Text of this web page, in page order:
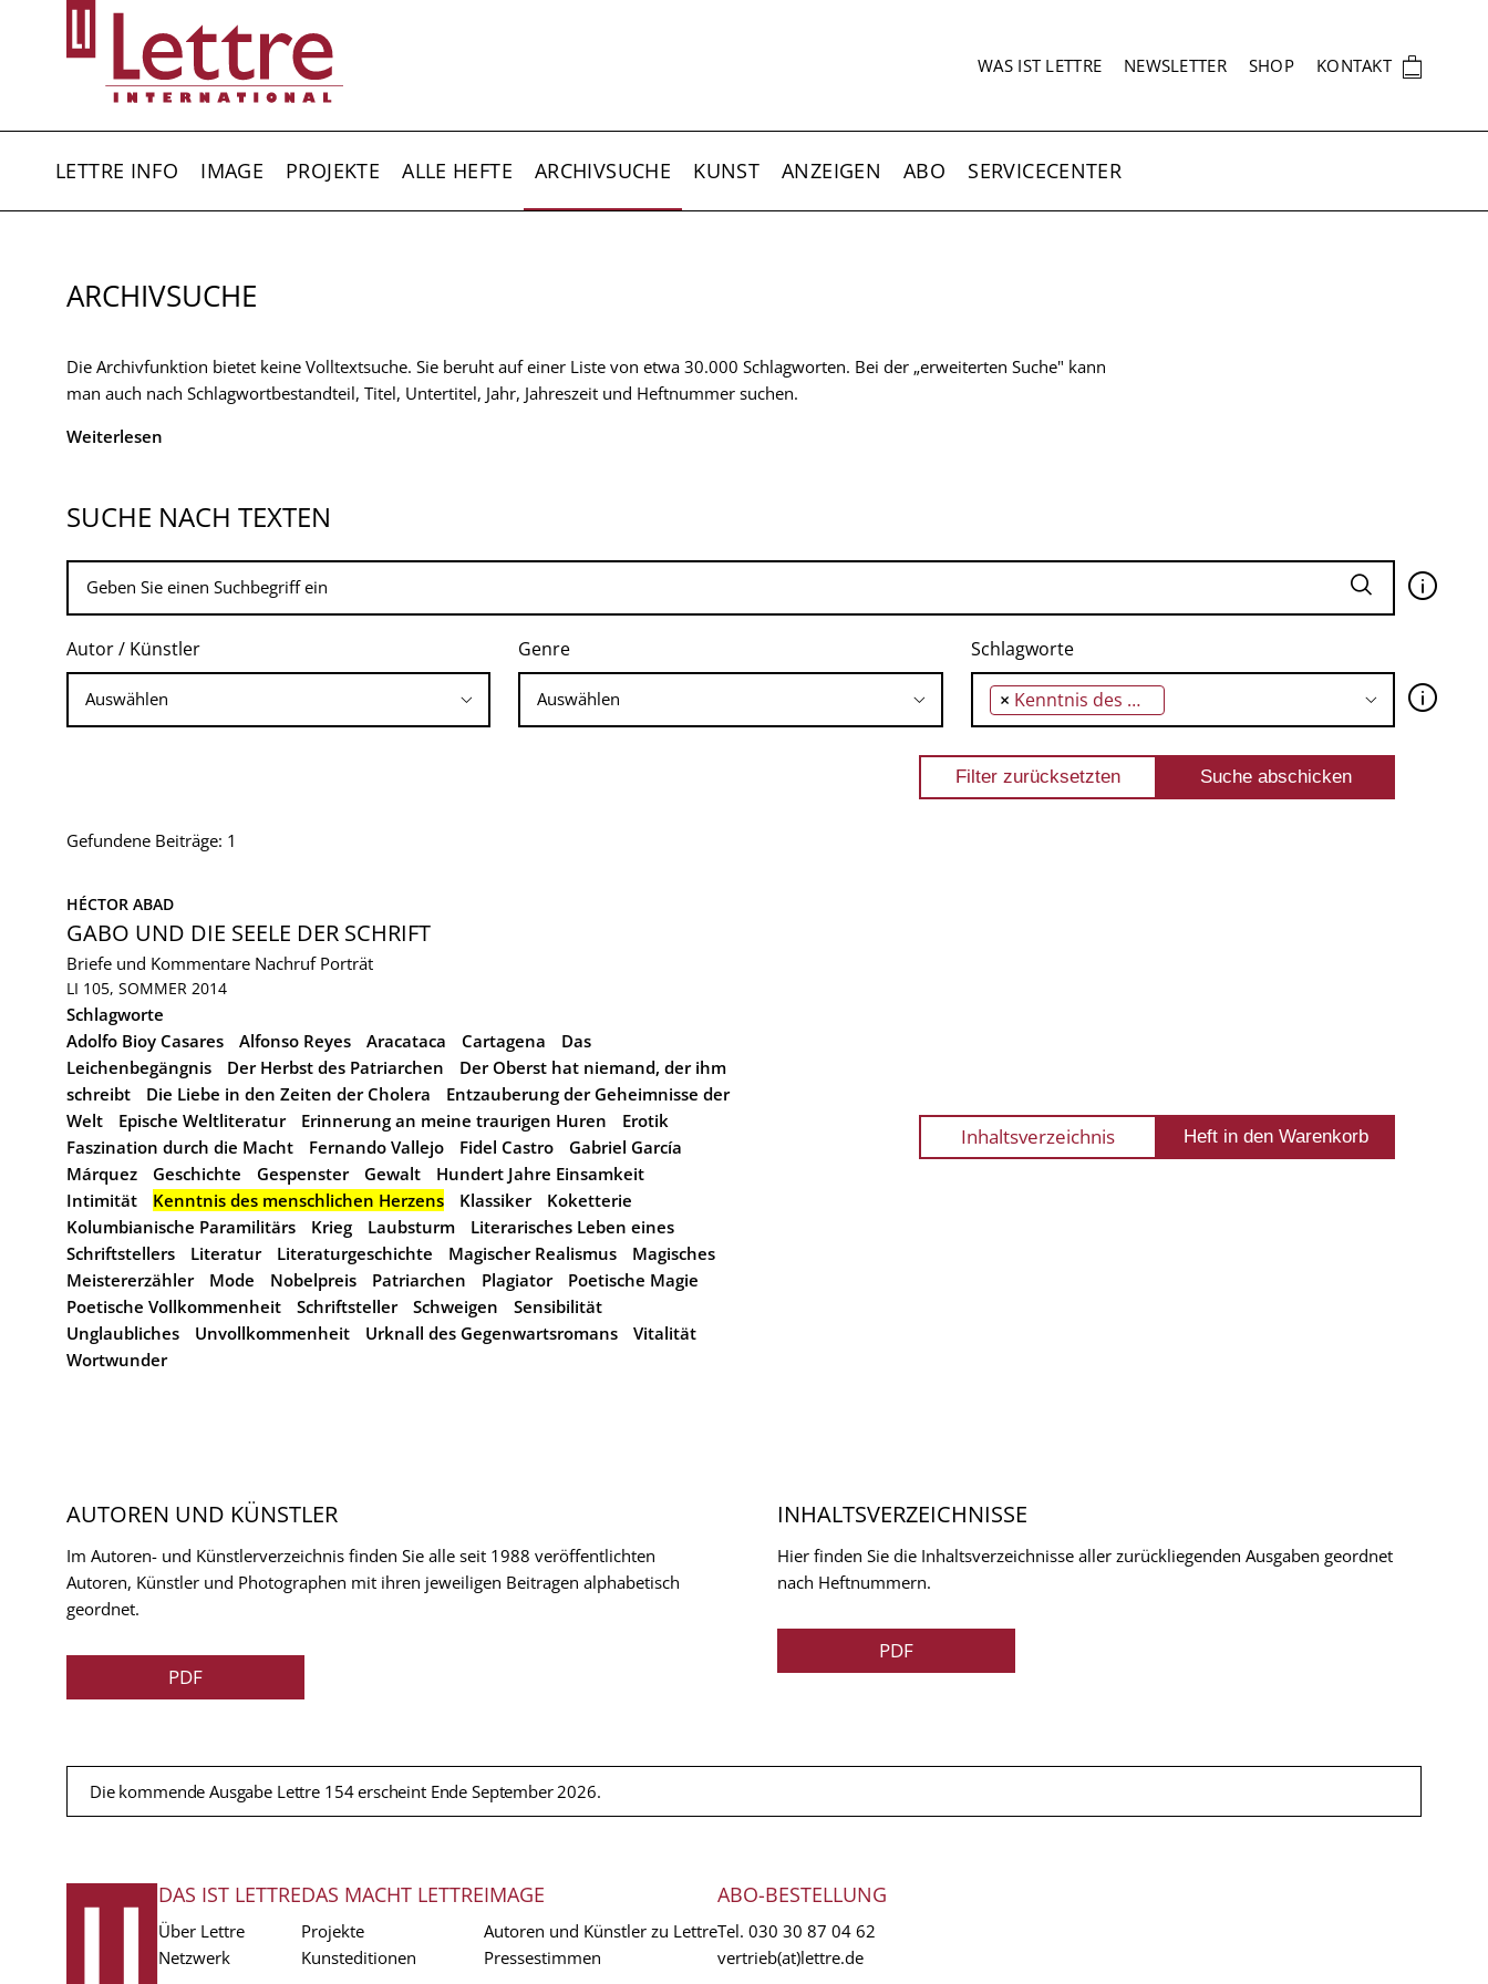
SEKUNDÄRNAVIGATION
WAS IST LETTRE NEWSLETTER SHOP KONTAKT 🛍
LETTRE INFO IMAGE PROJEKTE ALLE HEFTE ARCHIVSUCHE KUNST ANZEIGEN ABO SERVICECENTER
ARCHIVSUCHE
Die Archivfunktion bietet keine Volltextsuche. Sie beruht auf einer Liste von etwa 30.000 Schlagworten. Bei der „erweiterten Suche" kann
man auch nach Schlagwortbestandteil, Titel, Untertitel, Jahr, Jahreszeit und Heftnummer suchen.
Weiterlesen
SUCHE NACH TEXTEN
🛈
Autor / Künstler Genre Schlagworte
× Kenntnis des menschlichen Herzens 🛈
Gefundene Beiträge: 1
HÉCTOR ABAD
GABO UND DIE SEELE DER SCHRIFT
Briefe und Kommentare Nachruf Porträt
LI 105, SOMMER 2014
Schlagworte
Adolfo Bioy Casares
Alfonso Reyes Aracataca Cartagena
Das
Leichenbegängnis
Der Herbst des Patriarchen
Der Oberst hat niemand, der ihm
schreibt
Die Liebe in den Zeiten der Cholera
Entzauberung der Geheimnisse der
Welt
Epische Weltliteratur Erinnerung an meine traurigen Huren
Erotik
Faszination durch die Macht
Fernando Vallejo Fidel Castro
Gabriel García
Márquez
Geschichte Gespenster Gewalt
Hundert Jahre Einsamkeit
Intimität
Kenntnis des menschlichen Herzens Klassiker
Koketterie
Kolumbianische Paramilitärs
Krieg Laubsturm
Literarisches Leben eines
Schriftstellers
Literatur Literaturgeschichte Magischer Realismus
Magisches
Meistererzähler
Mode Nobelpreis Patriarchen Plagiator
Poetische Magie
Poetische Vollkommenheit
Schriftsteller Schweigen
Sensibilität
Unglaubliches
Unvollkommenheit Urknall des Gegenwartsromans
Vitalität
Wortwunder
Inhaltsverzeichnis
AUTOREN UND KÜNSTLER
Im Autoren- und Künstlerverzeichnis finden Sie alle seit 1988 veröffentlichten
Autoren, Künstler und Photographen mit ihren jeweiligen Beitragen alphabetisch
geordnet.
PDF
INHALTSVERZEICHNISSE
Hier finden Sie die Inhaltsverzeichnisse aller zurückliegenden Ausgaben geordnet
nach Heftnummern.
PDF
Die kommende Ausgabe Lettre 154 erscheint Ende September 2026.
FUSSZEILE
DAS IST LETTRE
Über Lettre
Netzwerk
DAS MACHT LETTRE
Projekte
Kunsteditionen
IMAGE
Autoren und Künstler zu Lettre
Pressestimmen
ABO-BESTELLUNG
Tel. 030 30 87 04 62
vertrieb(at)lettre.de